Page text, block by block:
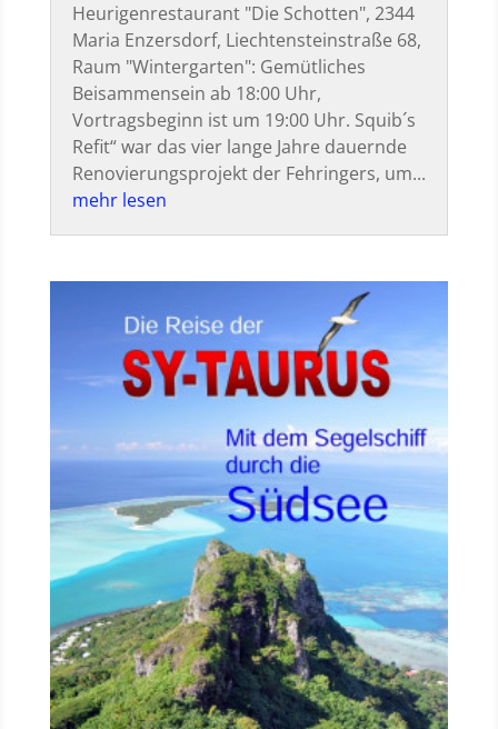
Heurigenrestaurant "Die Schotten", 2344
Maria Enzersdorf, Liechtensteinstraße 68,
Raum "Wintergarten": Gemütliches
Beisammensein ab 18:00 Uhr,
Vortragsbeginn ist um 19:00 Uhr. Squib´s
Refit“ war das vier lange Jahre dauernde
Renovierungsprojekt der Fehringers, um...
mehr lesen